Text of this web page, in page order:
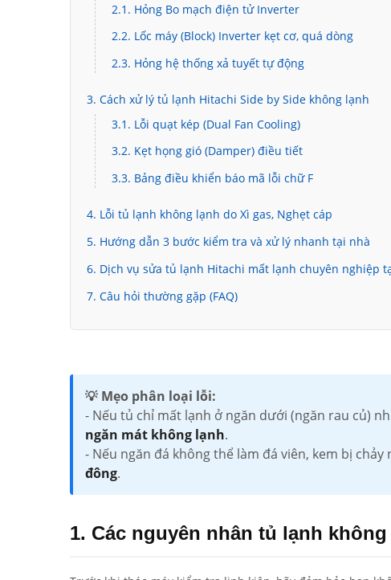
2.1. Hỏng Bo mạch điện tử Inverter
2.2. Lốc máy (Block) Inverter kẹt cơ, quá dòng
2.3. Hỏng hệ thống xả tuyết tự động
3. Cách xử lý tủ lạnh Hitachi Side by Side không lạnh
3.1. Lỗi quạt kép (Dual Fan Cooling)
3.2. Kẹt họng gió (Damper) điều tiết
3.3. Bảng điều khiển báo mã lỗi chữ F
4. Lỗi tủ lạnh không lạnh do Xì gas, Nghẹt cáp
5. Hướng dẫn 3 bước kiểm tra và xử lý nhanh tại nhà
6. Dịch vụ sửa tủ lạnh Hitachi mất lạnh chuyên nghiệp
7. Câu hỏi thường gặp (FAQ)
💡 Mẹo phân loại lỗi:
- Nếu tủ chỉ mất lạnh ở ngăn dưới (ngăn rau củ)
ngăn mát không lạnh.
- Nếu ngăn đá không thể làm đá viên, kem bị chảy
đông.
1. Các nguyên nhân tủ lạnh